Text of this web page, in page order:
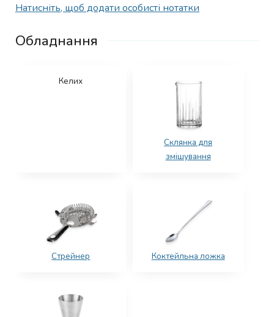
Натисніть, щоб додати особисті нотатки
Обладнання
Келих
Склянка для
змішування
Стрейнер Коктейльна ложка